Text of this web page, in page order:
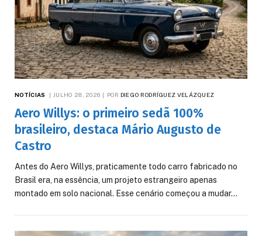
NOTÍCIAS JULHO 28, 2026 POR DIEGO RODRÍGUEZ VELÁZQUEZ
Aero Willys: o primeiro sedã 100%
brasileiro, destaca Mário Augusto de
Castro
Antes do Aero Willys, praticamente todo carro fabricado no
Brasil era, na essência, um projeto estrangeiro apenas
montado em solo nacional. Esse cenário começou a mudar…